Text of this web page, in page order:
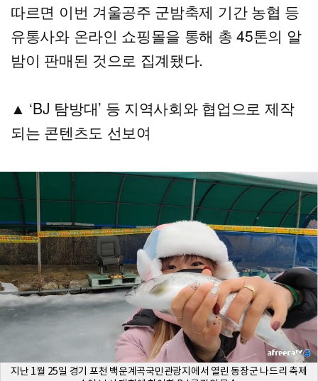
따르면 이번 겨울공주 군밤축제 기간 농협 등
유통사와 온라인 쇼핑몰을 통해 총 45톤의 알
밤이 판매된 것으로 집계됐다.
▲ ‘BJ 탐방대’ 등 지역사회와 협업으로 제작
되는 콘텐츠도 선보여
지난 1월 25일 경기 포천 백운계곡국민관광지에서 열린 동장군 나드리 축제